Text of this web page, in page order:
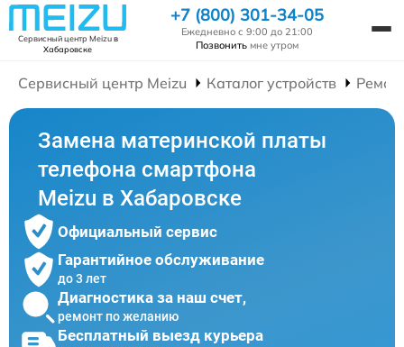
Сервисный центр Meizuв
Хабаровске
+7 (800) 301-34-05
Ежедневно с 9:00 до 21:00
Позвонить мне утром
Сервисный центр Meizu Каталог устройств
Замена материнской платы
телефона смартфона
Meizu в Хабаровске
Официальный сервис
Гарантийное обслуживание
до 3 лет
Диагностика за наш счет,
ремонт по желанию
Бесплатный выезд курьера